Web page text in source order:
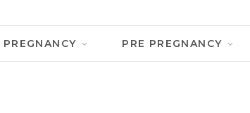
PREGNANCY PRE PREGNANCY